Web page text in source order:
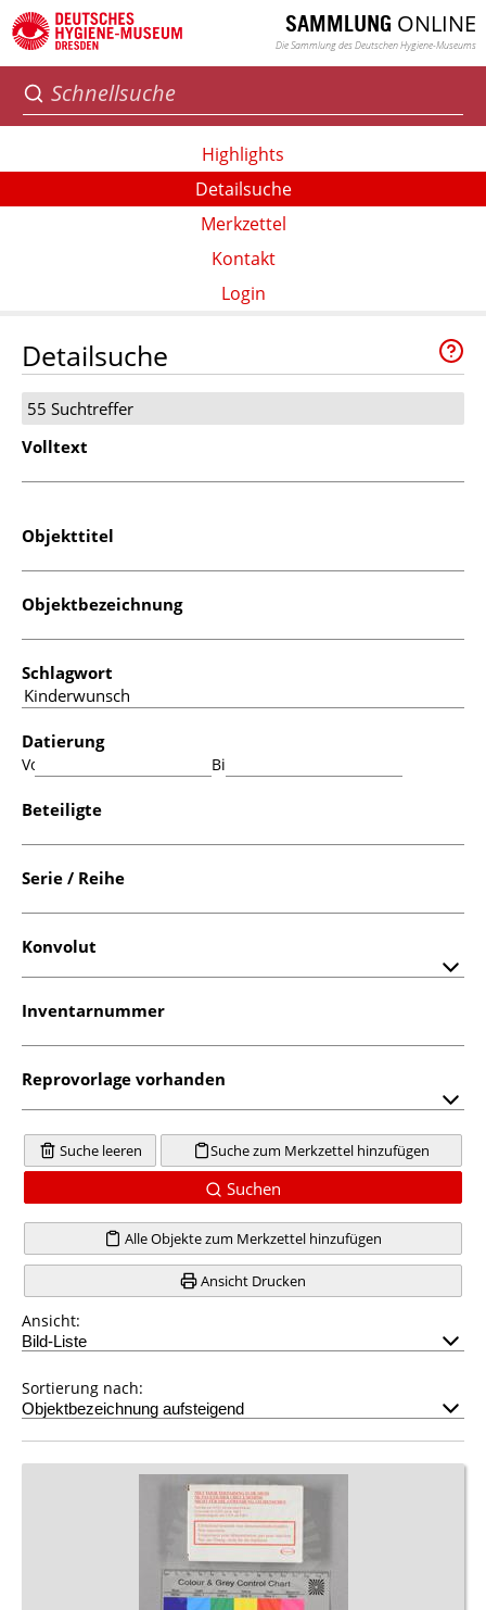
SAMMLUNG ONLINE
Die Sammlung des Deutschen Hygiene-Museums
Highlights
Detailsuche
Merkzettel
Kontakt
Login
Detailsuche
55 Suchtreffer
Volltext
Objekttitel
Objektbezeichnung
Schlagwort
Datierung
Von: Bis:
Beteiligte
Serie / Reihe
Konvolut
Inventarnummer
Reprovorlage vorhanden
Suche leeren Suche zum Merkzettel hinzufügen
Suchen
Alle Objekte zum Merkzettel hinzufügen
Ansicht Drucken
Ansicht:
Sortierung nach: